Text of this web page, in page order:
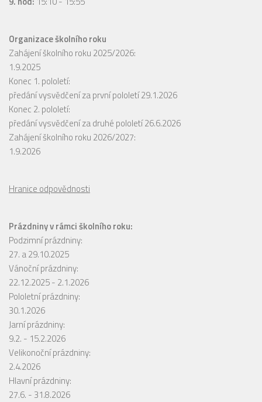
Organizace školního roku
Zahájení školního roku 2025/2026:
1.9.2025
Konec 1. pololetí:
předání vysvědčení za první pololetí 29.1.2026
Konec 2. pololetí:
předání vysvědčení za druhé pololetí 26.6.2026
Zahájení školního roku 2026/2027:
1.9.2026
Hranice odpovědnosti
Prázdniny v rámci školního roku:
Podzimní prázdniny:
27. a 29.10.2025
Vánoční prázdniny:
22.12.2025 - 2.1.2026
Pololetní prázdniny:
30.1.2026
Jarní prázdniny:
9.2. - 15.2.2026
Velikonoční prázdniny:
2.4.2026
Hlavní prázdniny:
27.6. - 31.8.2026